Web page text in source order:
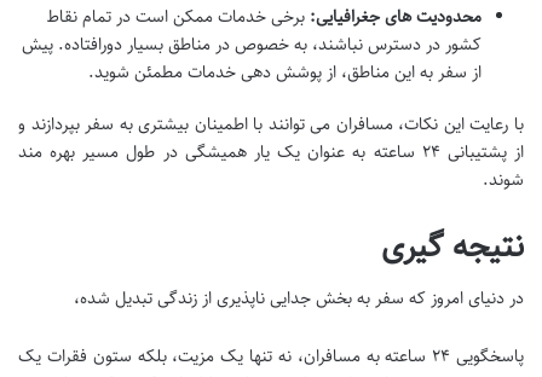
محدودیت های جغرافیایی: برخی خدمات ممکن است در تمام نقاط
کشور در دسترس نباشند، به خصوص در مناطق بسیار دورافتاده. پیش
از سفر به این مناطق، از پوشش دهی خدمات مطمئن شوید.
با رعایت این نکات، مسافران می توانند با اطمینان بیشتری به سفر بپردازند و
از پشتیبانی ۲۴ ساعته به عنوان یک یار همیشگی در طول مسیر بهره مند
شوند.
نتیجه گیری
در دنیای امروز که سفر به بخش جدایی ناپذیری از زندگی تبدیل شده،
پاسخگویی ۲۴ ساعته به مسافران، نه تنها یک مزیت، بلکه ستون فقرات یک